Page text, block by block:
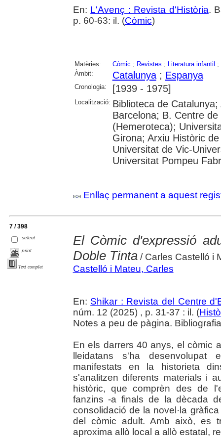
En: L'Avenç : Revista d'Història.
p. 60-63: il. (Còmic)
Matèries: Còmic ; Revistes ; Literatura infantil ;
Àmbit:
Catalunya; Espanya
Cronologia: [1939 - 1975]
Localització: Biblioteca de
Barcelona; B. Centre
(Hemeroteca);
Girona; Arxiu Històric
Universitat de Vic-
Universitat Pompeu
Enllaç permanent a aquest
7 / 398
select
print
Text complet
El Còmic d'expressió
Doble Tinta/ Carles Castelló i
Castelló i Mateu, Carles
En: Shikar : Revista del Centre
núm. 12 (2025) , p. 31-37 : il. (
Notes a peu de pàgina.
En els darrers 40 anys, el còmic
lleidatans s'ha desenvolupat
manifestats en la historieta
s'analitzen diferents materials i
històric, que comprèn des de
fanzins -a finals de la dècada
consolidació de la novel·la
del còmic adult. Amb això, es
aproxima allò local a allò estatal,